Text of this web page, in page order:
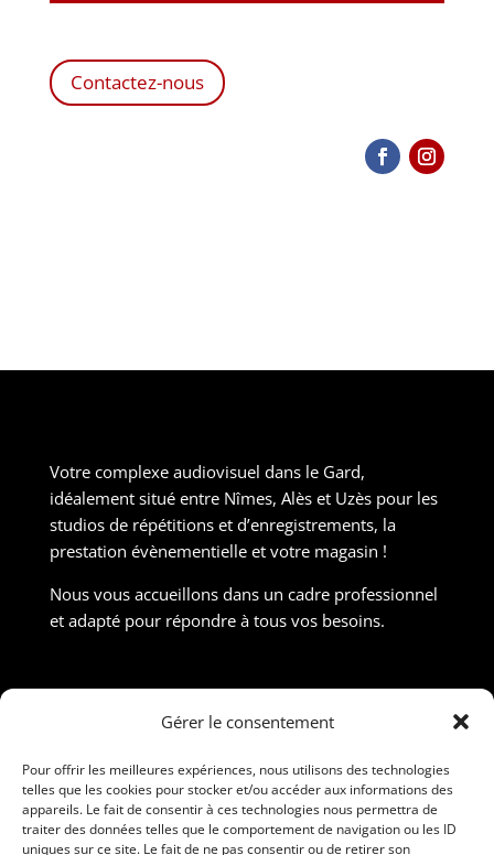
Gérer le consentement
Pour offrir les meilleures expériences, nous utilisons des technologies
telles que les cookies pour stocker et/ou accéder aux informations des
appareils. Le fait de consentir à ces technologies nous permettra de
traiter des données telles que le comportement de navigation ou les ID
uniques sur ce site. Le fait de ne pas consentir ou de retirer son
Contactez-nous
Votre complexe audiovisuel dans le Gard,
idéalement situé entre Nîmes, Alès et Uzès pour les
studios de répétitions et d’enregistrements, la
prestation évènementielle et votre magasin !
Nous vous accueillons dans un cadre professionnel
et adapté pour répondre à tous vos besoins.
Saint-Chaptes
06 95 15 00 28 / 09 86 56 91 26
contact@ravelprod.fr